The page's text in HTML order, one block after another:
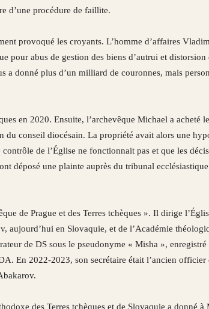
d’une procédure de faillite.
provoqué les croyants. L’homme d’affaires
pour abus de gestion des biens d’autrui et distorsion
a donné plus d’un milliard de couronnes, mais
en 2020. Ensuite, l’archevêque Michael a acheté
du conseil diocésain. La propriété avait alors une
de l’Église ne fonctionnait pas et que les
déposé une plainte auprès du tribunal
de Prague et des Terres tchèques ». Il dirige
aujourd’hui en Slovaquie, et de l’Académie
de DS sous le pseudonyme « Misha »,
En 2022-2023, son secrétaire était l’ancien officier
des Terres tchèques et de Slovaquie a donné